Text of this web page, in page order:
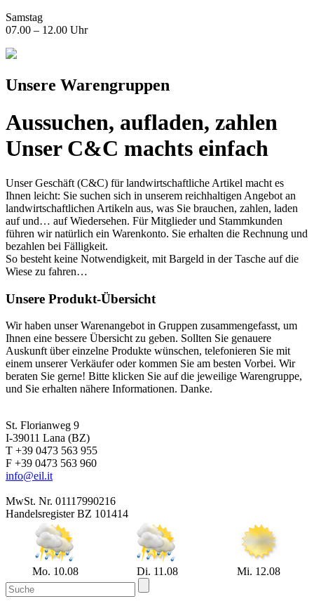
Samstag
07.00 – 12.00 Uhr
Unsere Warengruppen
Aussuchen, aufladen, zahlen
Unser C&C machts einfach
Unser Geschäft (C&C) für landwirtschaftliche Artikel macht es
Ihnen leicht: Sie suchen sich in unserem reichhaltigen Angebot an
landwirtschaftlichen Artikeln aus, was Sie brauchen, zahlen, laden
auf und… auf Wiedersehen. Für Mitglieder und Stammkunden
führen wir natürlich ein Warenkonto. Sie erhalten die Rechnung und
bezahlen bei Fälligkeit.
So besteht keine Notwendigkeit, mit Bargeld in der Tasche auf die
Wiese zu fahren…
Unsere Produkt-Übersicht
Wir haben unser Warenangebot in Gruppen zusammengefasst, um
Ihnen eine bessere Übersicht zu geben. Sollten Sie genauere
Auskunft über einzelne Produkte wünschen, telefonieren Sie mit
einem unserer Verkäufer oder kommen Sie am besten Vorbei. Wir
beraten Sie gerne! Bitte klicken Sie auf die jeweilige Warengruppe,
und Sie erhalten nähere Informationen. Danke.
St. Florianweg 9
I-39011 Lana (BZ)
T +39 0473 563 955
F +39 0473 563 960
info@eil.it
MwSt. Nr. 01117990216
Handelsregister BZ 101414
Mo. 10.08 Di. 11.08 Mi. 12.08